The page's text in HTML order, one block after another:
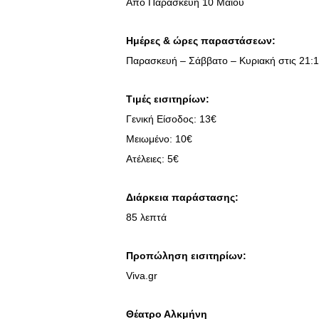
Ημέρες & ώρες παραστάσεων:
Παρασκευή – Σάββατο – Κυριακή στις
Τιμές εισιτηρίων:
Γενική Είσοδος: 13€
Μειωμένο: 10€
Ατέλειες: 5€
Διάρκεια παράστασης:
85 λεπτά
Προπώληση εισιτηρίων:
Viva.gr
Θέατρο Αλκμήνη